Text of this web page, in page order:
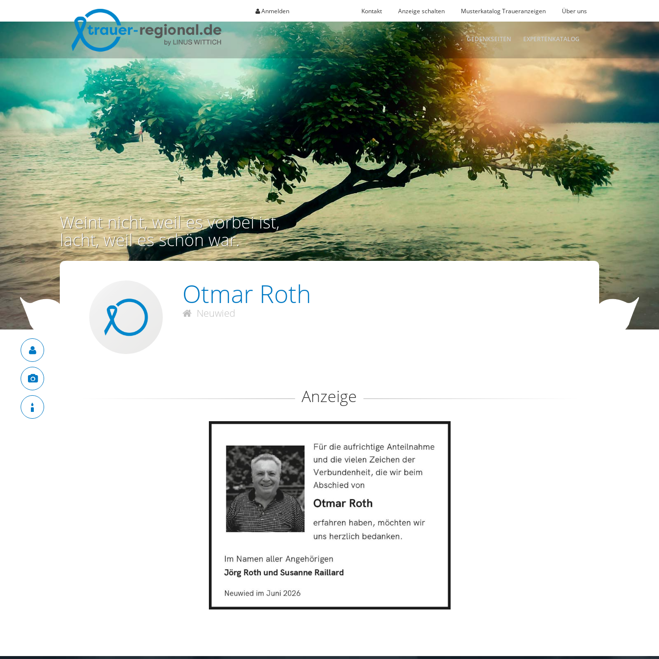
Anmelden Kontakt Anzeige schalten Musterkatalog Traueranzeigen Über uns
GEDENKSEITEN EXPERTENKATALOG
Weint nicht, weil es vorbei ist,
lacht, weil es schön war.
Otmar Roth
Neuwied
Anzeige